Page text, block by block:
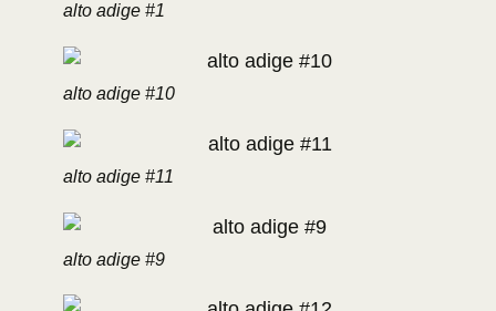
alto adige #1
alto adige #10
alto adige #11
alto adige #9